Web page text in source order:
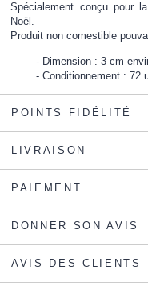
Spécialement conçu pour
Noël.
Produit non comestible
Dimension : 3 cm
Conditionnement : 72
POINTS FIDÉLITÉ
LIVRAISON
PAIEMENT
DONNER SON AVIS
AVIS DES CLIENTS